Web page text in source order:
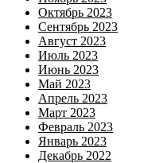
Октябрь 2023
Сентябрь 2023
Август 2023
Июль 2023
Июнь 2023
Май 2023
Апрель 2023
Март 2023
Февраль 2023
Январь 2023
Декабрь 2022